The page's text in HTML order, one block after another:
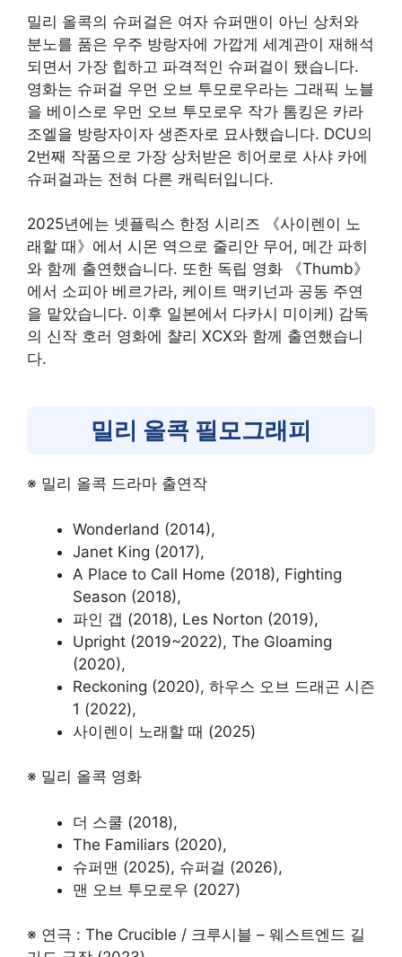
밀리 올콕의 슈퍼걸은 여자 슈퍼맨이 아닌 상처와
분노를 품은 우주 방랑자에 가깝게 세계관이 재해석
되면서 가장 힙하고 파격적인 슈퍼걸이 됐습니다.
영화는 슈퍼걸 우먼 오브 투모로우라는 그래픽 노블
을 베이스로 우먼 오브 투모로우 작가 톰킹은 카라
조엘을 방랑자이자 생존자로 묘사했습니다. DCU의
2번째 작품으로 가장 상처받은 히어로로 사샤 카에
슈퍼걸과는 전혀 다른 캐릭터입니다.
2025년에는 넷플릭스 한정 시리즈 《사이렌이 노
래할 때》에서 시몬 역으로 줄리안 무어, 메간 파히
와 함께 출연했습니다. 또한 독립 영화 《Thumb》
에서 소피아 베르가라, 케이트 맥키넌과 공동 주연
을 맡았습니다. 이후 일본에서 다카시 미이케) 감독
의 신작 호러 영화에 챨리 XCX와 함께 출연했습니
다.
밀리 올콕 필모그래피
※ 밀리 올콕 드라마 출연작
Wonderland (2014),
Janet King (2017),
A Place to Call Home (2018), Fighting
Season (2018),
파인 갭 (2018), Les Norton (2019),
Upright (2019~2022), The Gloaming
(2020),
Reckoning (2020), 하우스 오브 드래곤 시즌
1 (2022),
사이렌이 노래할 때 (2025)
※ 밀리 올콕 영화
더 스쿨 (2018),
The Familiars (2020),
슈퍼맨 (2025), 슈퍼걸 (2026),
맨 오브 투모로우 (2027)
※ 연극 : The Crucible / 크루시블 – 웨스트엔드 길